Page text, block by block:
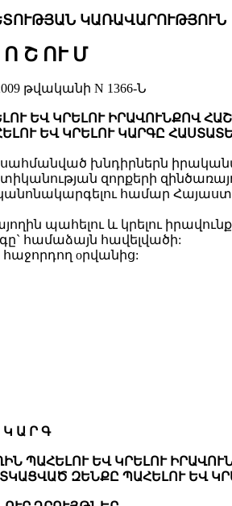
ԿԱՌԱՎԱՐՈՒԹՅՈՒՆ
Ո Շ ՈՒ Մ
թվականի N 1366-Ն
ԵՎ ԿՐԵԼՈՒ ԻՐԱՎՈՒՆՔՈՎ
ԵՎ ԿՐԵԼՈՒ ԿԱՐԳԸ
խնդիրներն
զորքերի
համար
պահելու և կրելու
համաձայն հավելվածի:
oրվանից:
Կ Ա Ր Գ
ՊԱՀԵԼՈՒ ԵՎ ԿՐԵԼՈՒ
ԶԵՆՔԸ ՊԱՀԵԼՈՒ ԵՎ